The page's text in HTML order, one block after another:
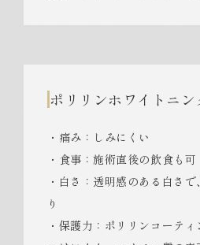
ポリリンホワイトニン
・痛み：しみにくい
・食事：施術直後の飲食も可
・白さ：透明感のある白さ
り
・保護力：ポリリンコーテ